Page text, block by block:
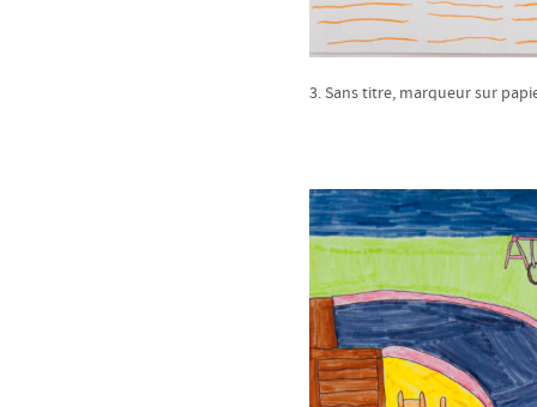
3. Sans titre, marqueur sur